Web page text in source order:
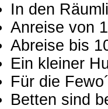
In den
Anreise von
Abreise bis
Ein kleiner
Für die
Betten sind